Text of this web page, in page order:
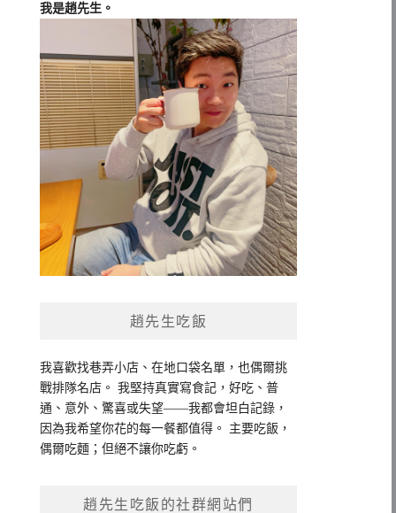
我是趙先生。
趙先生吃飯
我喜歡找巷弄小店、在地口袋名單，也偶爾挑
戰排隊名店。 我堅持真實寫食記，好吃、普
通、意外、驚喜或失望——我都會坦白記錄，
因為我希望你花的每一餐都值得。 主要吃飯，
偶爾吃麵；但絕不讓你吃虧。
趙先生吃飯的社群網站們